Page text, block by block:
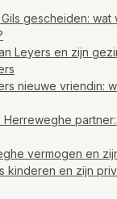
gescheiden:
Leyers en zijn
nieuwe vriendin:
vermogen en
kinderen en zijn